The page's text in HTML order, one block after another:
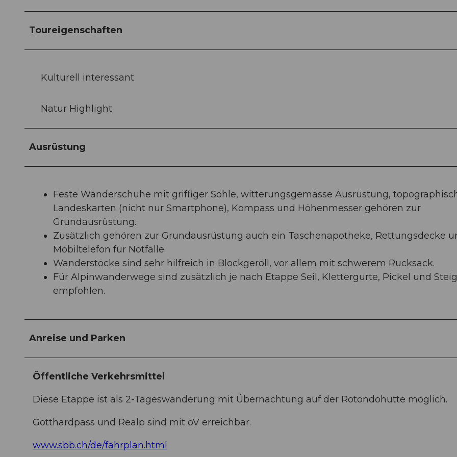
Toureigenschaften
Kulturell interessant
Natur Highlight
Ausrüstung
Feste Wanderschuhe mit griffiger Sohle, witterungsgemässe Ausrüstung,
Landeskarten (nicht nur Smartphone), Kompass und Höhenmesser gehören zur
Grundausrüstung.
Zusätzlich gehören zur Grundausrüstung auch ein Taschenapotheke, Rettungsdecke
Mobiltelefon für Notfälle.
Wanderstöcke sind sehr hilfreich in Blockgeröll, vor allem mit schwerem Rucksack.
Für Alpinwanderwege sind zusätzlich je nach Etappe Seil, Klettergurte, Pickel und
empfohlen.
Anreise und Parken
Öffentliche Verkehrsmittel
Diese Etappe ist als 2-Tageswanderung mit Übernachtung auf der Rotondohütte möglich.
Gotthardpass und Realp sind mit öV erreichbar.
www.sbb.ch/de/fahrplan.html